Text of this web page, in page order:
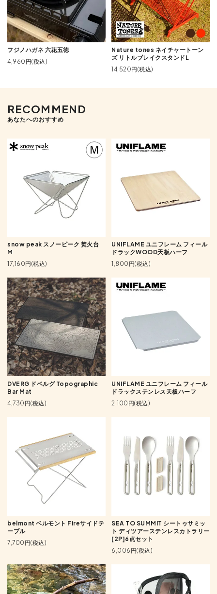
フジノハガネ 六花五徳
4,960円(税込)
Nature tones ネイチャートーン
ズ リトルブレイクスタンドL
14,520円(税込)
RECOMMEND
あなたへのおすすめ
snow peak スノーピーク 焚火台
M
17,160円(税込)
UNIFLAME ユニフレーム フィール
ドラックWOOD天板ハーフ
1,800円(税込)
DVERG ドベルグ Topographic
Bar Mat
4,730円(税込)
UNIFLAME ユニフレーム フィール
ドラックステンレス天板ハーフ
2,100円(税込)
belmont ベルモント Fireサイドテ
ーブル
7,700円(税込)
SEA TO SUMMIT シートゥサミッ
ト ディツアーステンレスカトラリー
[2P]6点セット
6,006円(税込)